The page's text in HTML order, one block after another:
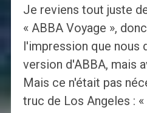
Je reviens tout juste
« ABBA Voyage »,
l'impression que nous
version d'ABBA, mais
Mais ce n'était pas
truc de Los Angeles :